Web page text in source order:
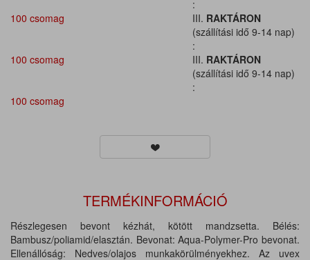
:
100 csomag
III. RAKTÁRON
(szállítási idő 9-14 nap)
:
100 csomag
III. RAKTÁRON
(szállítási idő 9-14 nap)
:
100 csomag
TERMÉKINFORMÁCIÓ
Részlegesen bevont kézhát, kötött mandzsetta. Bélés:
Bambusz/poliamid/elasztán. Bevonat: Aqua-Polymer-Pro bevonat.
Ellenállóság: Nedves/olajos munkakörülményekhez. Az uvex